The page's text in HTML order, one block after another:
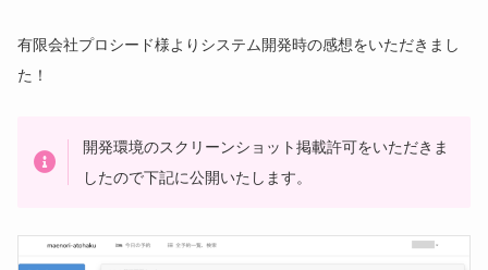
有限会社プロシード様よりシステム開発時の感想をいただきまし
た！
開発環境のスクリーンショット掲載許可をいただきま
したので下記に公開いたします。